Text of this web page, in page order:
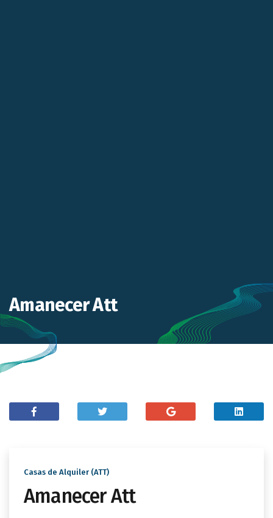
Amanecer Att
Casas de Alquiler (ATT)
Amanecer Att